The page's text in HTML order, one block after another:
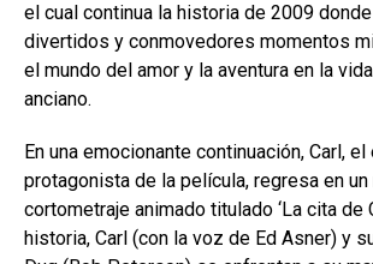
el cual continua la historia de 2009
divertidos y conmovedores momentos
el mundo del amor y la aventura en la
anciano.
En una emocionante continuación, Carl,
protagonista de la película, regresa en un
cortometraje animado titulado ‘La cita de
historia, Carl (con la voz de Ed Asner) y